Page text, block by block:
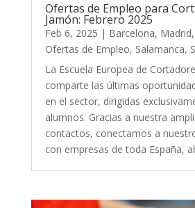
Ofertas de Empleo para
Jamón: Febrero 2025
Feb 6, 2025 | Barcelona, Madrid,
Ofertas de Empleo, Salamanca,
La Escuela Europea de
comparte las últimas
en el sector, dirigidas
alumnos. Gracias a nuestra
contactos, conectamos a
con empresas de toda España,